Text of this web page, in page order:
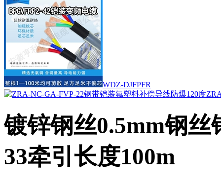
WDZ-DJFPFR
镀锌钢丝0.5mm钢
33牵引长度100m